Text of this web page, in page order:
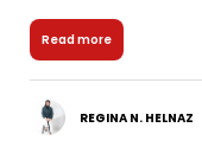
Read more
REGINA N. HELNAZ